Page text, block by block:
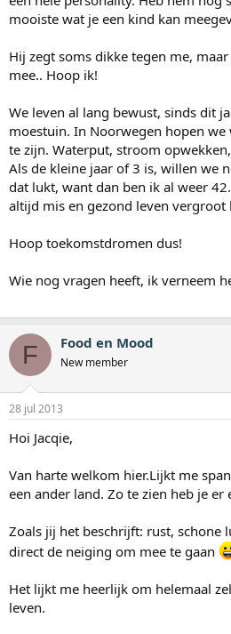
mooiste wat je een kind kan
Hij zegt soms dikke tegen me,
mee.. Hoop ik!
We leven al lang bewust, sinds dit
moestuin. In Noorwegen hopen
te zijn. Waterput, stroom
Als de kleine jaar of 3 is, willen we
dat lukt, want dan ben ik al weer
altijd mis en gezond leven vergroot
Hoop toekomstdromen dus!
Wie nog vragen heeft, ik verneem
F Food en Mood
New member
28 jul 2013
Hoi Jacqie,
Van harte welkom hier.Lijkt me
een ander land. Zo te zien heb je er
Zoals jij het beschrijft: rust, schone
direct de neiging om mee te gaan
Het lijkt me heerlijk om helemaal
leven.